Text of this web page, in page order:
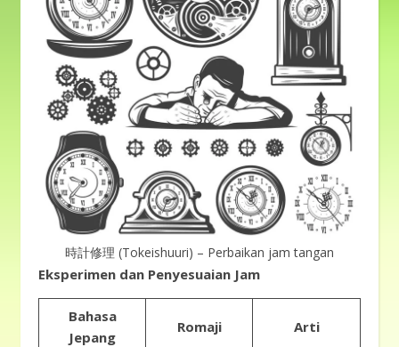
時計修理 (Tokeishuuri) – Perbaikan jam tangan
Eksperimen dan Penyesuaian Jam
Bahasa
Jepang
Romaji Arti